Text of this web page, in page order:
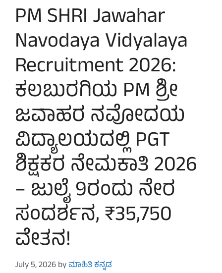
PM SHRI Jawahar
Navodaya Vidyalaya
Recruitment 2026:
ಕಲಬುರಗಿಯ PM ಶ್ರೀ
ಜವಾಹರ ನವೋದಯ
ವಿದ್ಯಾಲಯದಲ್ಲಿ PGT
ಶಿಕ್ಷಕರ ನೇಮಕಾತಿ 2026
– ಜುಲೈ 9ರಂದು ನೇರ
ಸಂದರ್ಶನ, ₹35,750
ವೇತನ!
July 5, 2026byಮಾಹಿತಿ ಕನ್ನಡ